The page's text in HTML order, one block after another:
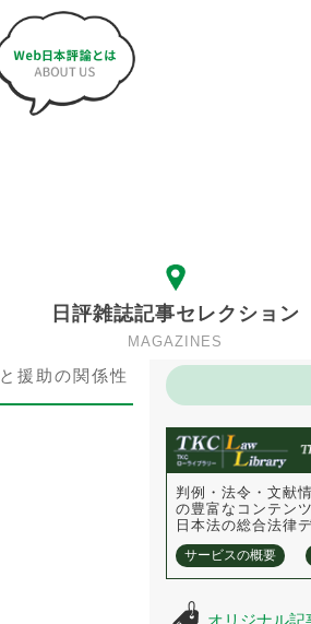
日評雑誌記事セレクション
MAGAZINES
援助の関係性
判例・法令・文献
の豊富なコンテン
日本法の総合法律
サービスの概要